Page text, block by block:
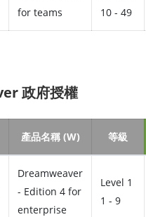
for teams
10 - 49
政府授權
產品名稱 (W) 等級
Dreamweaver
- Edition 4 for
enterprise
Level 1
1 - 9